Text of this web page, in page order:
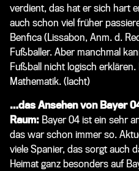
verdient, das hat er sich hart
auch schon viel früher
Benfica (Lissabon, Anm. d.
Fußballer. Aber manchmal
Fußball nicht logisch
Mathematik. (lacht)
…das Ansehen von Bayer
Raum: Bayer 04 ist ein sehr
das war schon immer so.
viele Spanier, das sorgt auch
Heimat ganz besonders auf